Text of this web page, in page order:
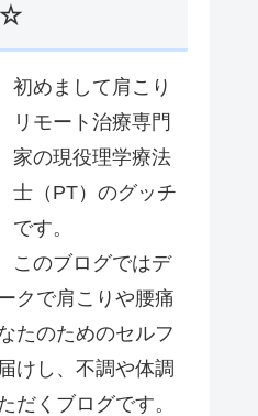
☆
初めまして肩こり
リモート治療専門
家の現役理学療法
士（PT）のグッチ
です。
このブログではデ
クで肩こりや腰痛
たのためのセルフ
けし、不調や体調
だくブログです。